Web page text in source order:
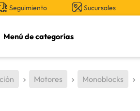
Seguimiento Sucursales
Menú de categorías
Motores Monoblocks
MÁS BUSCADOS